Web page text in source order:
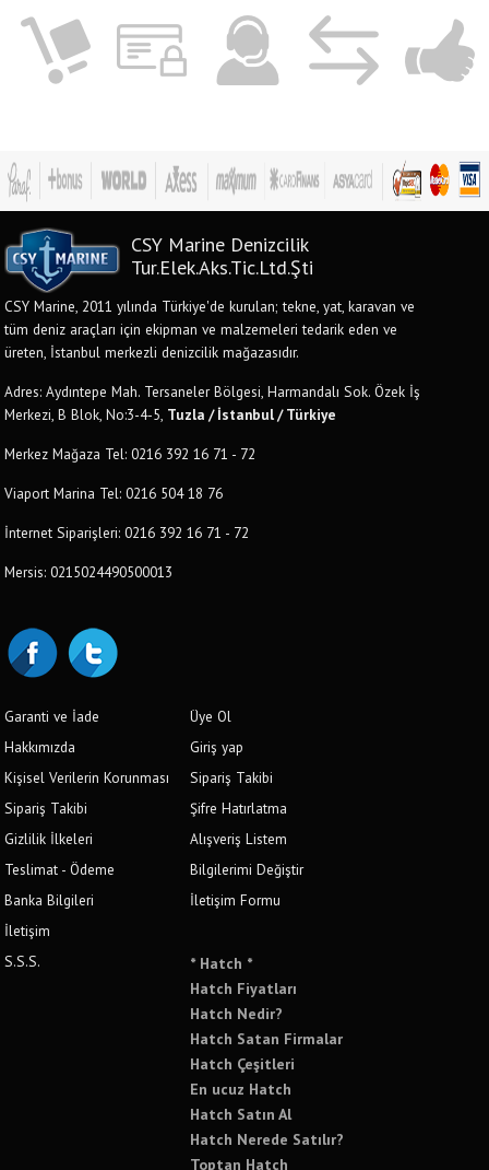
CSY Marine Denizcilik
Tur.Elek.Aks.Tic.Ltd.Şti
CSY Marine, 2011 yılında Türkiye'de kurulan; tekne, yat, karavan ve
tüm deniz araçları için ekipman ve malzemeleri tedarik eden ve
üreten, İstanbul merkezli denizcilik mağazasıdır.
Adres: Aydıntepe Mah. Tersaneler Bölgesi, Harmandalı Sok. Özek İş
Merkezi, B Blok, No:3-4-5, Tuzla / İstanbul / Türkiye
Merkez Mağaza Tel: 0216 392 16 71 - 72
Viaport Marina Tel: 0216 504 18 76
İnternet Siparişleri: 0216 392 16 71 - 72
Mersis: 0215024490500013
Garanti ve İade
Hakkımızda
Kişisel Verilerin Korunması
Sipariş Takibi
Gizlilik İlkeleri
Teslimat - Ödeme
Banka Bilgileri
İletişim
S.S.S.
Üye Ol
Giriş yap
Sipariş Takibi
Şifre Hatırlatma
Alışveriş Listem
Bilgilerimi Değiştir
İletişim Formu
* Hatch *
Hatch Fiyatları
Hatch Nedir?
Hatch Satan Firmalar
Hatch Çeşitleri
En ucuz Hatch
Hatch Satın Al
Hatch Nerede Satılır?
Toptan Hatch